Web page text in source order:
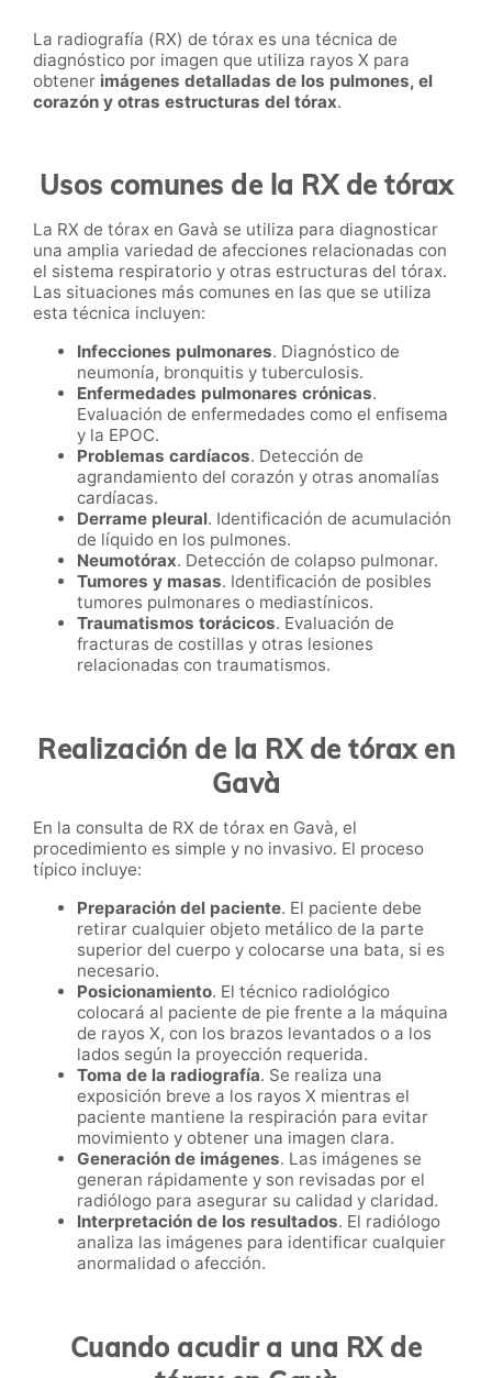
La radiografía (RX) de tórax es una técnica de
diagnóstico por imagen que utiliza rayos X para
obtener imágenes detalladas de los pulmones, el
corazón y otras estructuras del tórax.
Usos comunes de la RX de tórax
La RX de tórax en Gavà se utiliza para diagnosticar
una amplia variedad de afecciones relacionadas con
el sistema respiratorio y otras estructuras del tórax.
Las situaciones más comunes en las que se utiliza
esta técnica incluyen:
Infecciones pulmonares. Diagnóstico de
neumonía, bronquitis y tuberculosis.
Enfermedades pulmonares crónicas.
Evaluación de enfermedades como el enfisema
y la EPOC.
Problemas cardíacos. Detección de
agrandamiento del corazón y otras anomalías
cardíacas.
Derrame pleural. Identificación de acumulación
de líquido en los pulmones.
Neumotórax. Detección de colapso pulmonar.
Tumores y masas. Identificación de posibles
tumores pulmonares o mediastínicos.
Traumatismos torácicos. Evaluación de
fracturas de costillas y otras lesiones
relacionadas con traumatismos.
Realización de la RX de tórax en
Gavà
En la consulta de RX de tórax en Gavà, el
procedimiento es simple y no invasivo. El proceso
típico incluye:
Preparación del paciente. El paciente debe
retirar cualquier objeto metálico de la parte
superior del cuerpo y colocarse una bata, si es
necesario.
Posicionamiento. El técnico radiológico
colocará al paciente de pie frente a la máquina
de rayos X, con los brazos levantados o a los
lados según la proyección requerida.
Toma de la radiografía. Se realiza una
exposición breve a los rayos X mientras el
paciente mantiene la respiración para evitar
movimiento y obtener una imagen clara.
Generación de imágenes. Las imágenes se
generan rápidamente y son revisadas por el
radiólogo para asegurar su calidad y claridad.
Interpretación de los resultados. El radiólogo
analiza las imágenes para identificar cualquier
anormalidad o afección.
Cuando acudir a una RX de